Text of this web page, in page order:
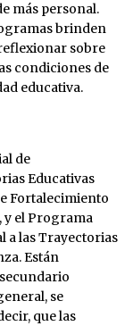
más personal.
brinden
sobre
condiciones de
educativa.
de
Educativas
Fortalecimiento
y el Programa
a las Trayectorias
Están
se
que las